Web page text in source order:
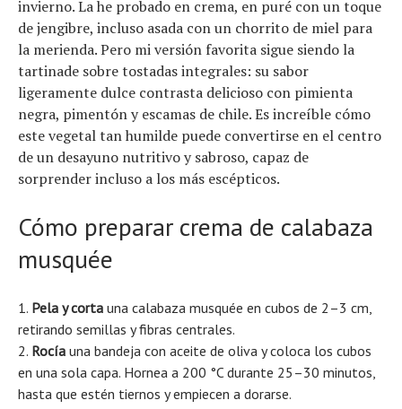
invierno. La he probado en crema, en puré con un toque
de jengibre, incluso asada con un chorrito de miel para
la merienda. Pero mi versión favorita sigue siendo la
tartinade sobre tostadas integrales: su sabor
ligeramente dulce contrasta delicioso con pimienta
negra, pimentón y escamas de chile. Es increíble cómo
este vegetal tan humilde puede convertirse en el centro
de un desayuno nutritivo y sabroso, capaz de
sorprender incluso a los más escépticos.
Cómo preparar crema de calabaza
musquée
Pela y corta una calabaza musquée en cubos de 2–3 cm,
retirando semillas y fibras centrales.
Rocía una bandeja con aceite de oliva y coloca los cubos
en una sola capa. Hornea a 200 °C durante 25–30 minutos,
hasta que estén tiernos y empiecen a dorarse.